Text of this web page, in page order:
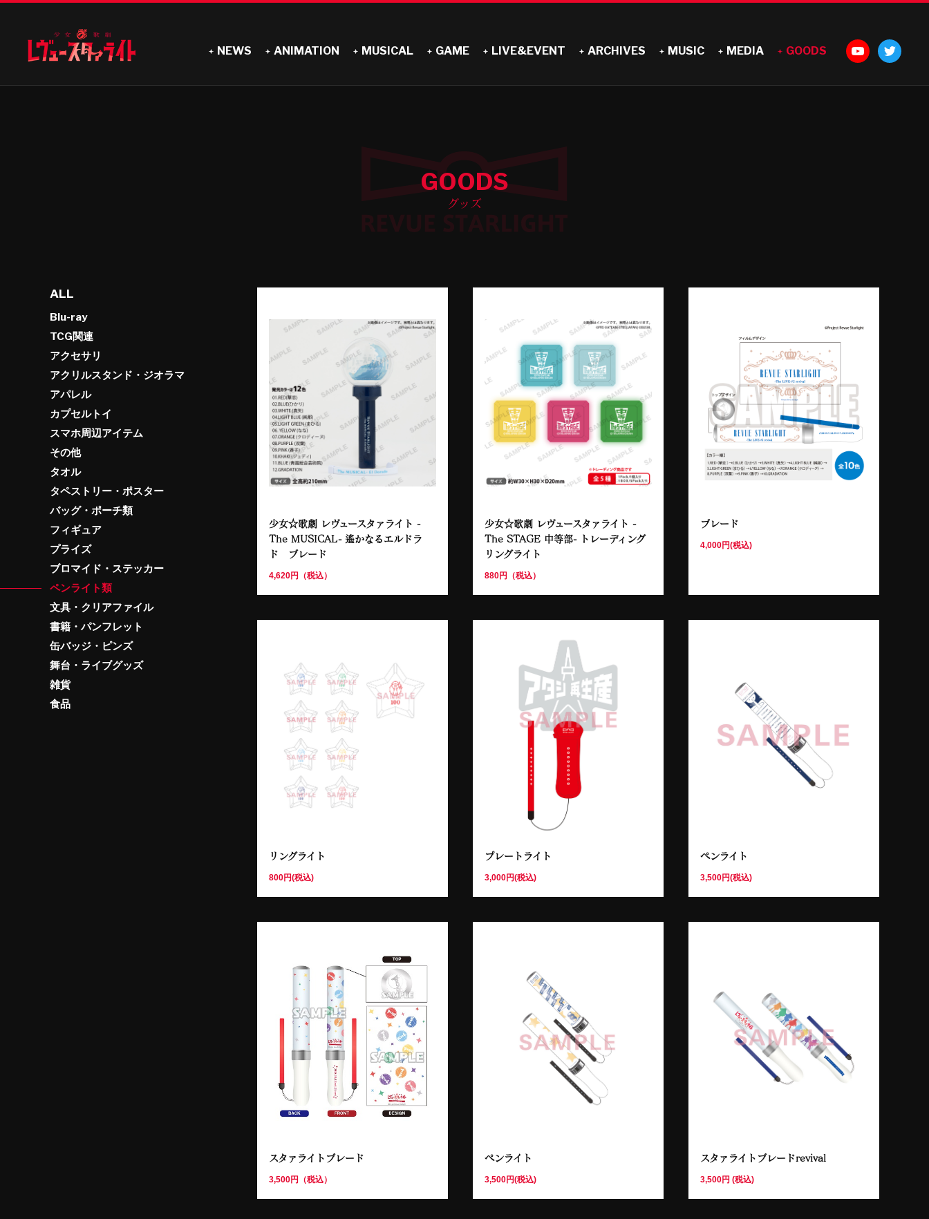
NEWS ANIMATION MUSICAL GAME LIVE&EVENT ARCHIVES MUSIC MEDIA GOODS
GOODS
グッズ
ALL
Blu-ray
TCG関連
アクセサリ
アクリルスタンド・ジオラマ
アパレル
カプセルトイ
スマホ周辺アイテム
その他
タオル
タペストリー・ポスター
バッグ・ポーチ類
フィギュア
プライズ
ブロマイド・ステッカー
ペンライト類
文具・クリアファイル
書籍・パンフレット
缶バッジ・ピンズ
舞台・ライブグッズ
雑貨
食品
少女☆歌劇 レヴュースタァライト -
The MUSICAL- 遙かなるエルドラ
ド ブレード
4,620円（税込）
少女☆歌劇 レヴュースタァライト -
The STAGE 中等部- トレーディング
リングライト
880円（税込）
ブレード
4,000円(税込)
リングライト
800円(税込)
プレートライト
3,000円(税込)
ペンライト
3,500円(税込)
スタァライトブレード
3,500円（税込）
ペンライト
3,500円(税込)
スタァライトブレードrevival
3,500円 (税込)